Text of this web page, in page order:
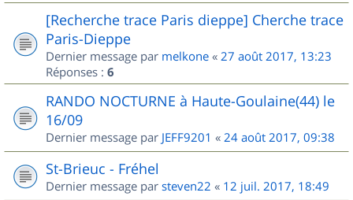
[Recherche trace Paris dieppe] Cherche trace
Paris-Dieppe
Dernier message par melkone « 27 août 2017, 13:23
Réponses : 6
RANDO NOCTURNE à Haute-Goulaine(44) le
16/09
Dernier message par JEFF9201 « 24 août 2017, 09:38
St-Brieuc - Fréhel
Dernier message par steven22 « 12 juil. 2017, 18:49